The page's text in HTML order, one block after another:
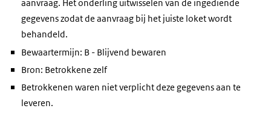
aanvraag. Het onderling uitwisselen van de ingediende
gegevens zodat de aanvraag bij het juiste loket wordt
behandeld.
Bewaartermijn: B - Blijvend bewaren
Bron: Betrokkene zelf
Betrokkenen waren niet verplicht deze gegevens aan te
leveren.